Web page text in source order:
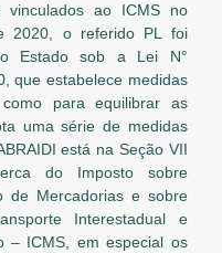
ao ICMS no
2020, o referido PL foi
Estado sob a Lei N°
que estabelece medidas
para equilibrar as
uma série de medidas
está na Seção VII
do Imposto sobre
de Mercadorias e sobre
Interestadual e
– ICMS, em especial os